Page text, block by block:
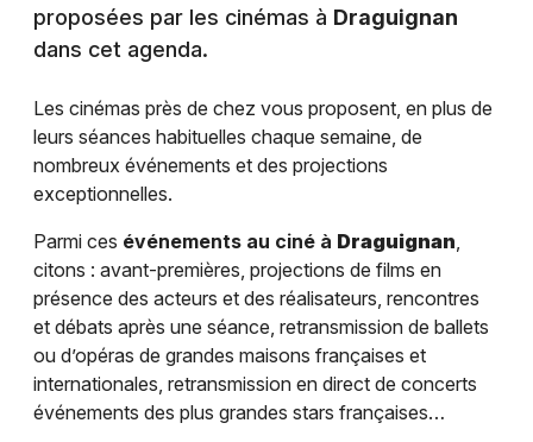
proposées par les cinémas à Draguignan
dans cet agenda.
Les cinémas près de chez vous proposent, en plus de
leurs séances habituelles chaque semaine, de
nombreux événements et des projections
exceptionnelles.
Parmi ces événements au ciné à Draguignan,
citons : avant-premières, projections de films en
présence des acteurs et des réalisateurs, rencontres
et débats après une séance, retransmission de ballets
ou d’opéras de grandes maisons françaises et
internationales, retransmission en direct de concerts
événements des plus grandes stars françaises…